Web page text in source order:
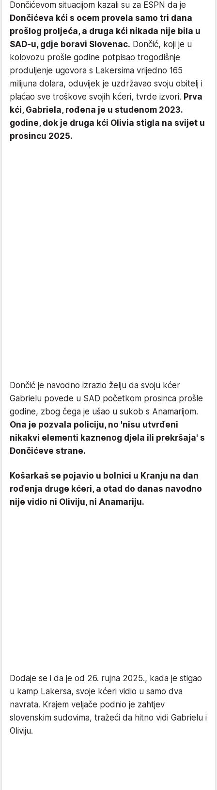
Dončićevom situacijom kazali su za ESPN da je
Dončićeva kći s ocem provela samo tri dana
prošlog proljeća, a druga kći nikada nije bila u
SAD-u, gdje boravi Slovenac. Dončić, koji je u
kolovozu prošle godine potpisao trogodišnje
produljenje ugovora s Lakersima vrijedno 165
milijuna dolara, oduvijek je uzdržavao svoju obitelj i
plaćao sve troškove svojih kćeri, tvrde izvori. Prva
kći, Gabriela, rođena je u studenom 2023.
godine, dok je druga kći Olivia stigla na svijet u
prosincu 2025.
Dončić je navodno izrazio želju da svoju kćer
Gabrielu povede u SAD početkom prosinca prošle
godine, zbog čega je ušao u sukob s Anamarijom.
Ona je pozvala policiju, no 'nisu utvrđeni
nikakvi elementi kaznenog djela ili prekršaja' s
Dončićeve strane.
Košarkaš se pojavio u bolnici u Kranju na dan
rođenja druge kćeri, a otad do danas navodno
nije vidio ni Oliviju, ni Anamariju.
Dodaje se i da je od 26. rujna 2025., kada je stigao
u kamp Lakersa, svoje kćeri vidio u samo dva
navrata. Krajem veljače podnio je zahtjev
slovenskim sudovima, tražeći da hitno vidi Gabrielu i
Oliviju.